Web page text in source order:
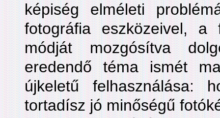
képiség elméleti
fotográfia eszközeivel, a
módját mozgósítva
eredendő téma ismét
újkeletű felhasználása:
tortadísz jó minőségű